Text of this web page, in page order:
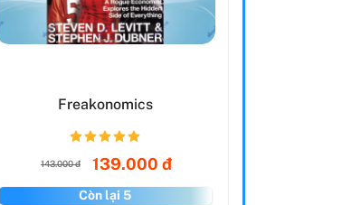
Freakonomics
143.000 đ 139.000 đ
Còn lại 5